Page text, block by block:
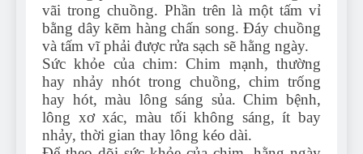
vãi trong chuồng. Phần trên là một tấm vỉ
bằng dây kẽm hàng chấn song. Đáy chuồng
và tấm vĩ phải được rửa sạch sẽ hằng ngày.
Sức khỏe của chim: Chim mạnh, thường
hay nhảy nhót trong chuồng, chim trống
hay hót, màu lông sáng sủa. Chim bệnh,
lông xơ xác, màu tối không sáng, ít bay
nhảy, thời gian thay lông kéo dài.